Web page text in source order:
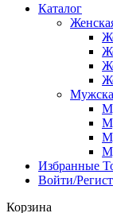
Каталог
Избранные
Войти/
Корзина